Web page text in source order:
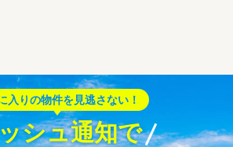
入りの物件を見逃さない！
シュ通知で